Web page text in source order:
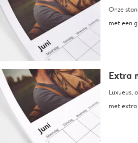
Onze
met een
Extra
Luxueus,
met